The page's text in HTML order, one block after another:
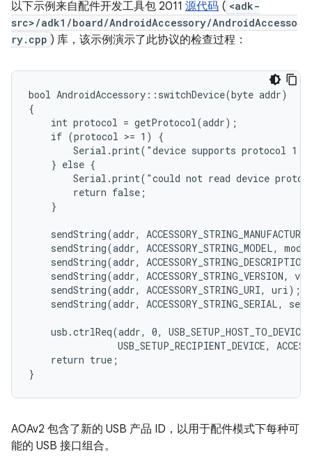
以下示例来自配件开发工具包 2011 源代码 ( <adk-
src>/adk1/board/AndroidAccessory/AndroidAccesso
ry.cpp ) 库，该示例演示了此协议的检查过程：
bool AndroidAccessory::switchDevice(byte addr)
{
    int protocol = getProtocol(addr);
    if (protocol >= 1) {
Serial.print("device supports protocol 1
    } else {
Serial.print("could not read device
        return false;
    }
sendString(addr,
sendString(addr, ACCESSORY_STRING_MODEL,
sendString(addr,
sendString(addr, ACCESSORY_STRING_VERSION,
    sendString(addr, ACCESSORY_STRING_URI, uri);
sendString(addr, ACCESSORY_STRING_SERIAL,
usb.ctrlReq(addr, 0,
USB_SETUP_RECIPIENT_DEVICE,
    return true;
AOAv2 包含了新的 USB 产品 ID，以用于配件模式下每种可
能的 USB 接口组合。